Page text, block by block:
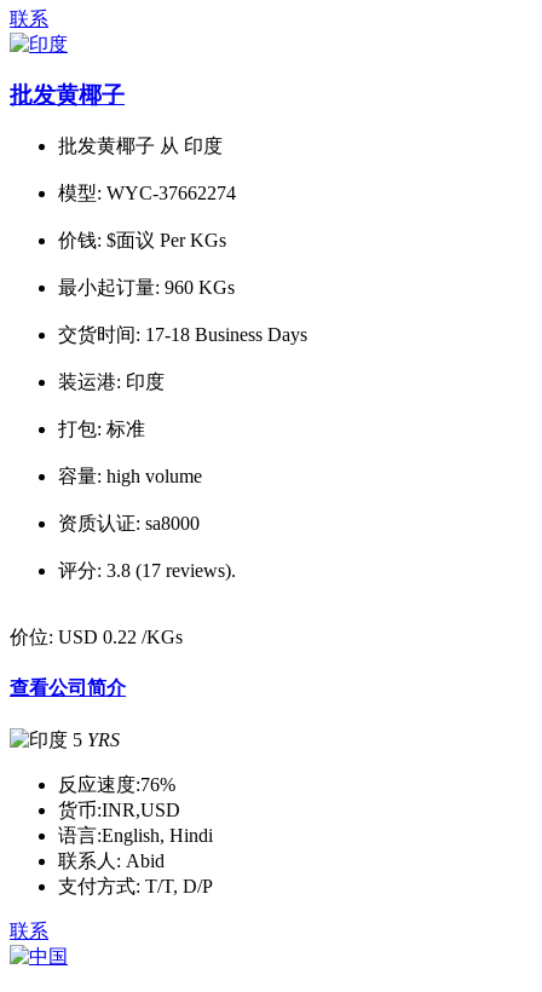
联系
批发黄椰子
批发黄椰子 从 印度
模型: WYC-37662274
价钱: $面议 Per KGs
最小起订量: 960 KGs
交货时间: 17-18 Business Days
装运港: 印度
打包: 标准
容量: high volume
资质认证: sa8000
评分: 3.8 (17 reviews).
价位: USD 0.22 /KGs
查看公司简介
5 YRS
反应速度:76%
货币:INR,USD
语言:English, Hindi
联系人: Abid
支付方式: T/T, D/P
联系